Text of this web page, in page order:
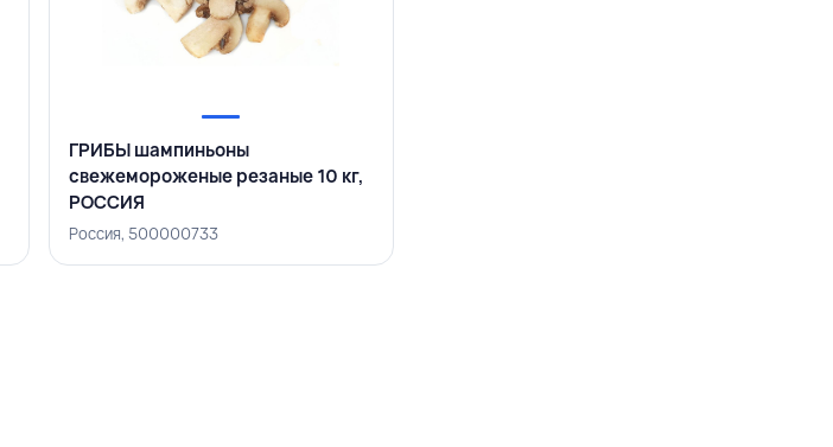
ГРИБЫ шампиньоны
свежемороженые резаные 10 кг,
РОССИЯ
Россия, 500000733